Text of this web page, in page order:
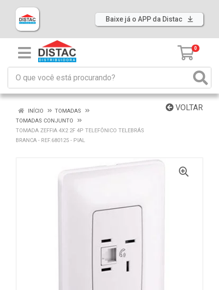
Baixe já o APP da Distac
0
VOLTAR
INÍCIO
TOMADAS
TOMADAS CONJUNTO
TOMADA ZEFFIA 4X2 2F 4P TELEFÔNICO TELEBRÁS
BRANCA - REF.680125 - PIAL